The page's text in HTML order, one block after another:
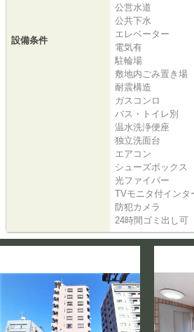
設備条件
公営水道
公共下水
エレベーター
電気有
駐輪場
敷地内ごみ置き場
耐震構造
ガスコンロ
バス・トイレ別
温水洗浄便座
独立洗面台
エアコン
シューズボックス
光ファイバー
TVモニタ付インタ
防犯カメラ
24時間ゴミ出し可